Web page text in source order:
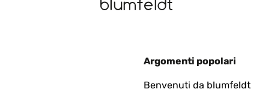
Argomenti popolari
Benvenuti da blumfeldt